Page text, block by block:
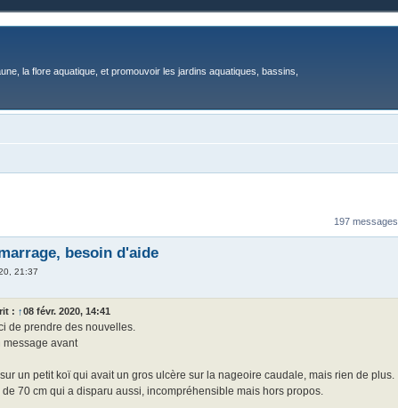
la flore aquatique, et promouvoir les jardins aquatiques, bassins,
197 messages
besoin d'aide
21:37
: ↑08 févr. 2020, 14:41
de prendre des nouvelles.
message avant
un petit koï qui avait un gros ulcère sur la nageoire caudale, mais rien de plus.
70 cm qui a disparu aussi, incompréhensible mais hors propos.